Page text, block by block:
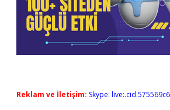
Reklam ve İletişim: Skype: